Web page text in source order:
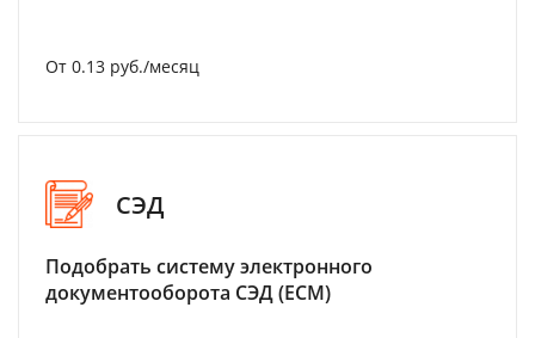
От 0.13 руб./месяц
СЭД
Подобрать систему электронного
документооборота СЭД (ECM)